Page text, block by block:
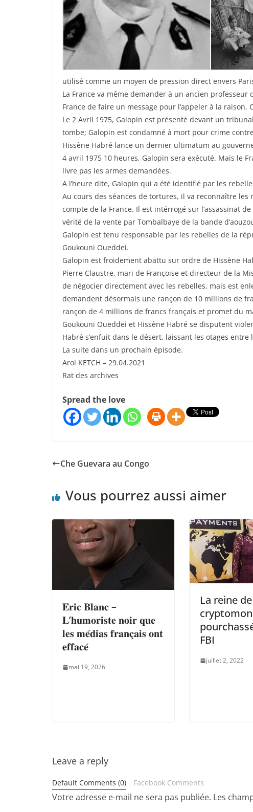
utilisé comme un moyen de pression direct envers
La France va même demander à un ancien professeur
France de faire un message pour l’appeler à la raison.
Le 2 Avril 1975, Galopin est présenté devant un
tombe; Galopin est condamné à mort pour crime
Hissène Habré lance un dernier ultimatum au
4 avril 1975 10 heures, Galopin sera exécuté. Mais le
livre pas les armes demandées.
A l’heure dite, Galopin qui a été identifié par les
Au cours des séances de tortures, il va reconnaître
compte de la France. Il est intérrogé sur l’assassinat
vérité de la vente par Tombalbaye de la bande
Galopin est tenu responsable par les rebelles de la
Goukouni Oueddei.
Galopin est froidement abattu sur ordre de Hissène
Pierre Claustre, mari de Françoise et directeur de la
de négocier directement avec les rebelles, mais est
demandent désormais une rançon de 10 millions de
rançon de 4 millions de francs français et promet du
Goukouni Oueddei et Hissène Habré se disputent
Habré s’enfuit dans le désert, laissant les otages
La suite dans un prochain épisode.
Arol KETCH – 29.04.2021
Rat des archives
Spread the love
Che Guevara au Congo
Vous pourrez aussi aimer
𝐄́𝐫𝐢𝐜 𝐁𝐥𝐚𝐧𝐜 –
𝐋’𝐡𝐮𝐦𝐨𝐫𝐢𝐬𝐭𝐞 𝐧𝐨𝐢𝐫 𝐪𝐮𝐞
𝐥𝐞𝐬 𝐦𝐞́𝐝𝐢𝐚𝐬 𝐟𝐫𝐚𝐧𝐜̧𝐚𝐢𝐬 𝐨𝐧𝐭
𝐞𝐟𝐟𝐚𝐜𝐞́
mai 19, 2026
La reine
FBI
juillet 2, 2022
Leave a reply
Default Comments (0) Facebook Comments
Votre adresse e-mail ne sera pas publiée. Les